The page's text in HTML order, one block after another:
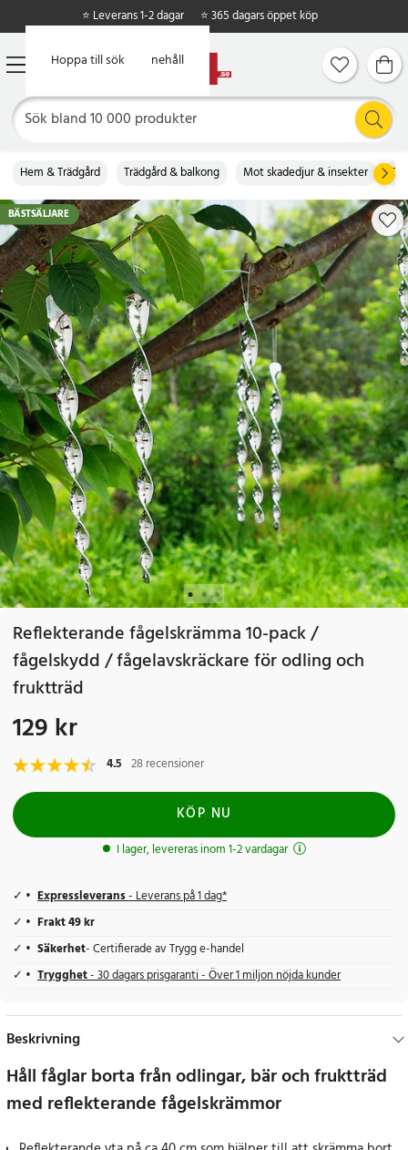
Hoppa till huvudinnehåll
Hoppa till sök
⭐ Leverans 1-2 dagar ⭐ 365 dagars öppet köp
Hem & Trädgård Trädgård & balkong Mot skadedjur & insekter
BÄSTSÄLJARE
Reflekterande fågelskrämma 10-pack /
fågelskydd / fågelavskräckare för odling och
fruktträd
Pris:129 kr
129 kr
4.5 28 recensioner
KÖP NU
I lager, levereras inom 1-2 vardagar
Expressleverans- Leverans på 1 dag*
Frakt 49 kr
Säkerhet- Certifierade av Trygg e-handel
Trygghet- 30 dagars prisgaranti - Över 1 miljon nöjda kunder
Beskrivning
Håll fåglar borta från odlingar, bär och fruktträd
med reflekterande fågelskrämmor